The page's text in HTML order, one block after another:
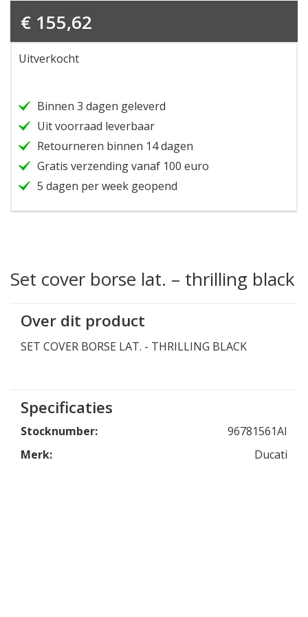
Set cover borse lat. – thrilling black
Over dit product
SET COVER BORSE LAT. - THRILLING BLACK
Specificaties
Stocknumber:
96781561AI
Merk:
Ducati
€ 155,62
Uitverkocht
Binnen 3 dagen geleverd
Uit voorraad leverbaar
Retourneren binnen 14 dagen
Gratis verzending vanaf 100 euro
5 dagen per week geopend